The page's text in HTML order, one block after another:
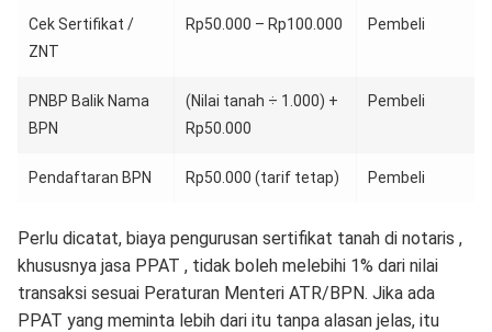
Cek Sertifikat /
ZNT
Rp50.000 – Rp100.000 Pembeli
PNBP Balik Nama
BPN
(Nilai tanah ÷ 1.000) +
Rp50.000
Pembeli
Pendaftaran BPN Rp50.000 (tarif tetap) Pembeli
Perlu dicatat, biaya pengurusan sertifikat tanah di notaris ,
khususnya jasa PPAT , tidak boleh melebihi 1% dari nilai
transaksi sesuai Peraturan Menteri ATR/BPN. Jika ada
PPAT yang meminta lebih dari itu tanpa alasan jelas, itu